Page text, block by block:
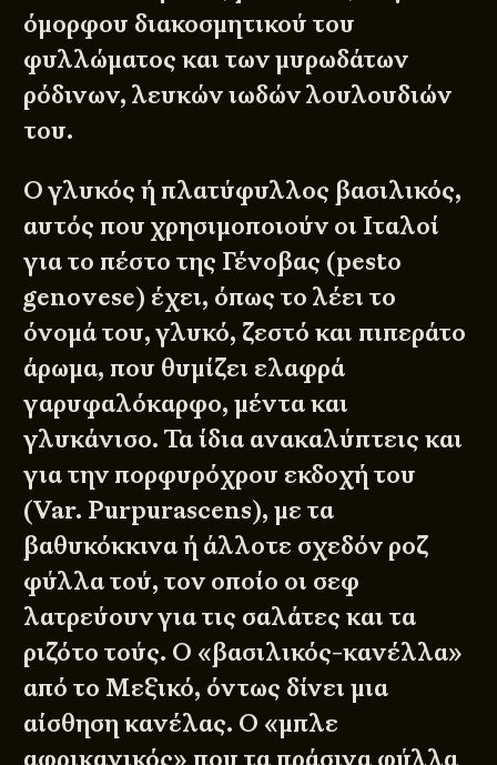
όμορφου διακοσμητικού του
φυλλώματος και των μυρωδάτων
ρόδινων, λευκών ιωδών λουλουδιών
του.
Ο γλυκός ή πλατύφυλλος βασιλικός,
αυτός που χρησιμοποιούν οι Ιταλοί
για το πέστο της Γένοβας (pesto
genovese) έχει, όπως το λέει το
όνομά του, γλυκό, ζεστό και πιπεράτο
άρωμα, που θυμίζει ελαφρά
γαρυφαλόκαρφο, μέντα και
γλυκάνισο. Τα ίδια ανακαλύπτεις και
για την πορφυρόχρου εκδοχή του
(Var. Purpurascens), με τα
βαθυκόκκινα ή άλλοτε σχεδόν ροζ
φύλλα τού, τον οποίο οι σεφ
λατρεύουν για τις σαλάτες και τα
ριζότο τούς. Ο «βασιλικός-κανέλλα»
από το Μεξικό, όντως δίνει μια
αίσθηση κανέλας. Ο «μπλε